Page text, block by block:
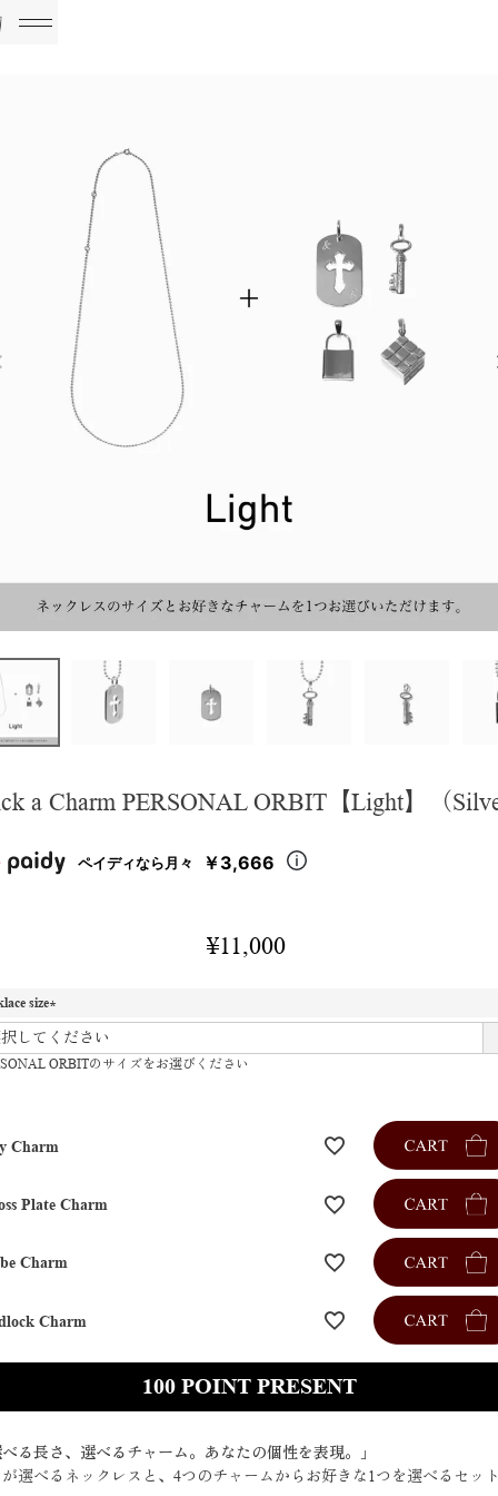
a Charm PERSONAL ORBIT【Light】（
ペイディなら月々 ￥3,666
¥11,000
size
(
必
須
ORBITのサイズをお選びください
Charm
Plate Charm
Charm
Charm
100
る長さ、選べるチャーム。あなたの個性を表現。」
選べるネックレスと、4つのチャームからお好きな1つを選べるセッ